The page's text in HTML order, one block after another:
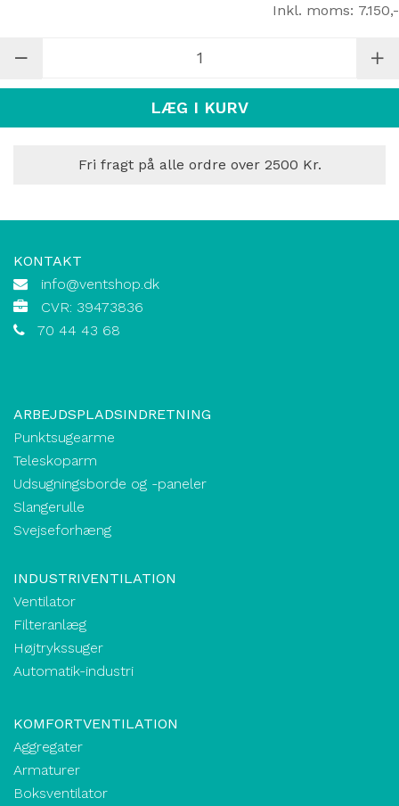
Inkl. moms: 7.150,-
LÆG I KURV
Fri fragt på alle ordre over 2500 Kr.
KONTAKT
info@ventshop.dk
CVR: 39473836
70 44 43 68
ARBEJDSPLADSINDRETNING
Punktsugearme
Teleskoparm
Udsugningsborde og -paneler
Slangerulle
Svejseforhæng
INDUSTRIVENTILATION
Ventilator
Filteranlæg
Højtrykssuger
Automatik-industri
KOMFORTVENTILATION
Aggregater
Armaturer
Boksventilator